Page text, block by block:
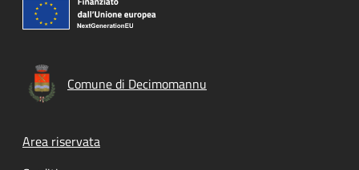
Comune di Decimomannu
Footer menu
Area riservata